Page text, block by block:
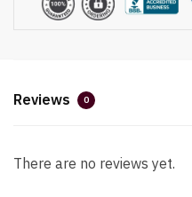
Reviews 0
There are no reviews yet.